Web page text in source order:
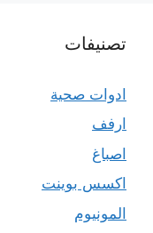
تصنيفات
ادوات صحية
ارفف
اصباغ
اكسس بوينت
المونيوم